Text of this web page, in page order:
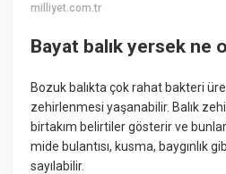
milliyet.com.tr
Bayat balık yersek ne
Bozuk balıkta çok rahat bakteri
zehirlenmesi yaşanabilir. Balık
birtakım belirtiler gösterir ve
mide bulantısı, kusma, baygınlık
sayılabilir.